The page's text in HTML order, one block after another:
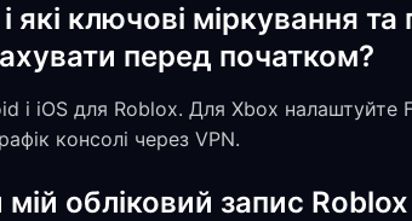
ключові міркування та
перед початком?
і iOS для Roblox. Для Xbox налаштуйте
консолі через VPN.
обліковий запис Roblox